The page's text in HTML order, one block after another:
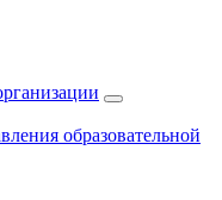
образовательной